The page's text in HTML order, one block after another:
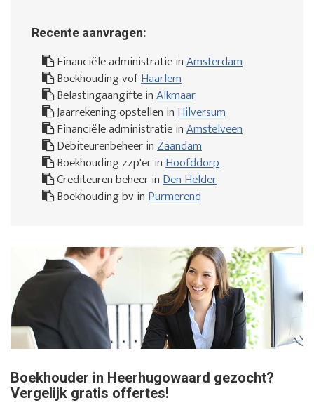
Recente aanvragen:
Financiële administratie inAmsterdam
Boekhouding vofHaarlem
Belastingaangifte inAlkmaar
Jaarrekening opstellen inHilversum
Financiële administratie inAmstelveen
Debiteurenbeheer inZaandam
Boekhouding zzp'er inHoofddorp
Crediteuren beheer inDen Helder
Boekhouding bv inPurmerend
Boekhouder in Heerhugowaard gezocht?
Vergelijk gratis offertes!